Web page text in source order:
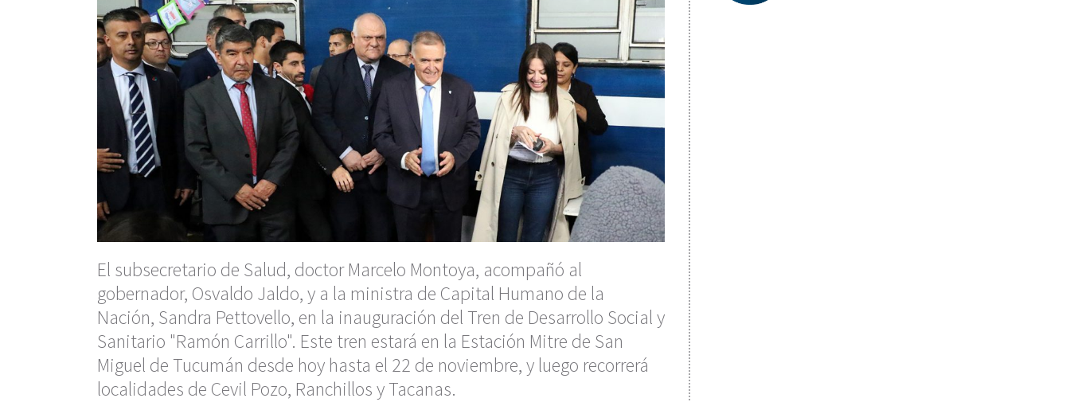
El subsecretario de Salud, doctor Marcelo Montoya, acompañó al
gobernador, Osvaldo Jaldo, y a la ministra de Capital Humano de la
Nación, Sandra Pettovello, en la inauguración del Tren de Desarrollo Social y
Sanitario "Ramón Carrillo". Este tren estará en la Estación Mitre de San
Miguel de Tucumán desde hoy hasta el 22 de noviembre, y luego recorrerá
localidades de Cevil Pozo, Ranchillos y Tacanas.